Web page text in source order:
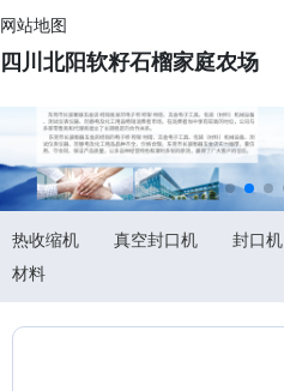
网站地图
四川北阳软籽石榴家庭农场
热收缩机 真空封口机 封口机
材料